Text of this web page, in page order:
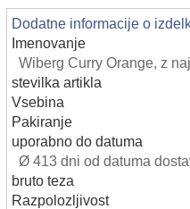
Dodatne informacije o
Imenovanje
Wiberg Curry Orange, z
stevilka artikla
Vsebina
Pakiranje
uporabno do datuma
Ø 413 dni od datuma
bruto teza
Razpolozljivost